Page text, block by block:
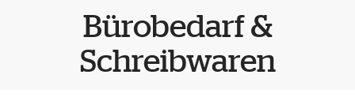
Bürobedarf &
Schreibwaren